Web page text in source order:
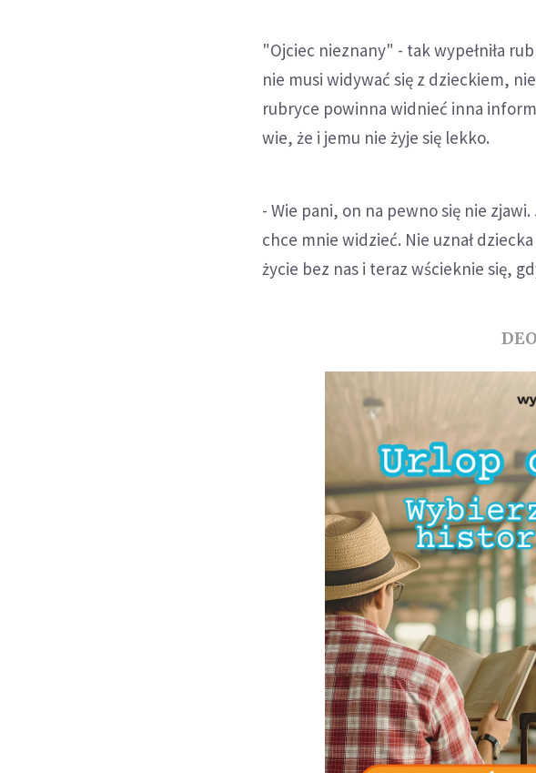
"Ojciec nieznany" - tak wypełniła
nie musi widywać się z dzieckiem,
rubryce powinna widnieć inna
wie, że i jemu nie żyje się lekko.
- Wie pani, on na pewno się nie
chce mnie widzieć. Nie uznał
życie bez nas i teraz wścieknie się,